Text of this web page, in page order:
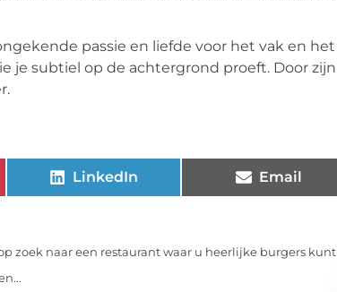
passie en liefde voor het vak en het
je subtiel op de achtergrond proeft. Door zijn
LinkedIn Email
zoek naar een restaurant waar u heerlijke burgers kunt